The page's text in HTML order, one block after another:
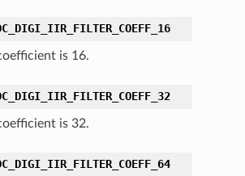
is 16.
is 32.